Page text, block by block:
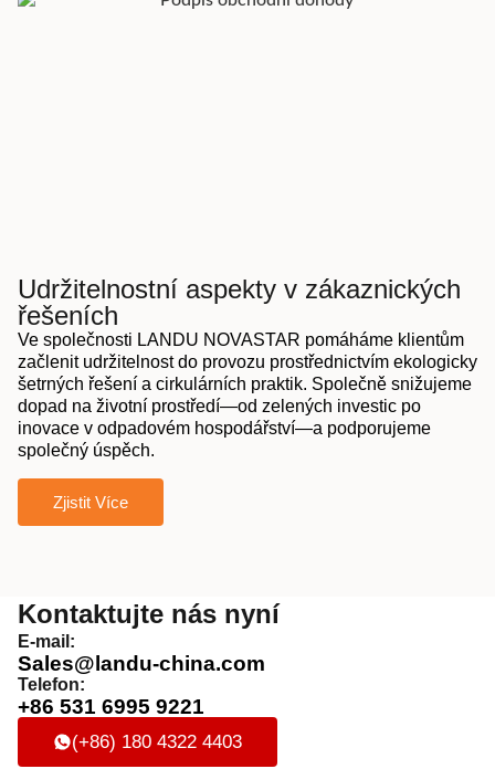
Udržitelnostní aspekty v zákaznických
řešeních
Ve společnosti LANDU NOVASTAR pomáháme klientům
začlenit udržitelnost do provozu prostřednictvím ekologicky
šetrných řešení a cirkulárních praktik. Společně snižujeme
dopad na životní prostředí—od zelených investic po
inovace v odpadovém hospodářství—a podporujeme
společný úspěch.
Zjistit Více
Kontaktujte nás nyní
E-mail:
Sales@landu-china.com
Telefon:
+86 531 6995 9221
(+86) 180 4322 4403